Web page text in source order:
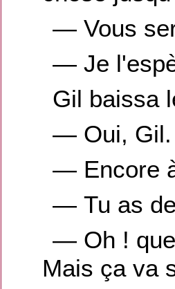
— Vous
— Je
Gil baissa
— Oui, Gil.
— Encore
— Tu as
— Oh !
Mais ça va